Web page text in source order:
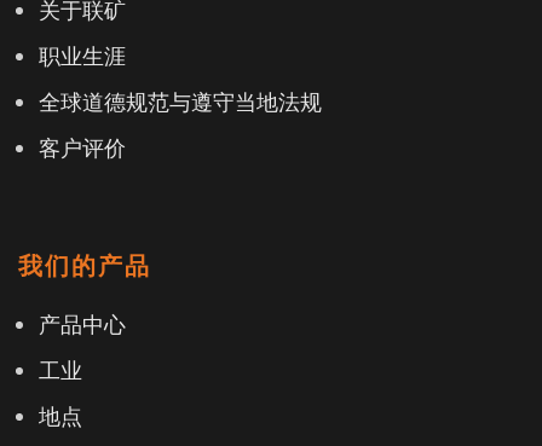
关于联矿
职业生涯
全球道德规范与遵守当地法规
客户评价
我们的产品
产品中心
工业
地点